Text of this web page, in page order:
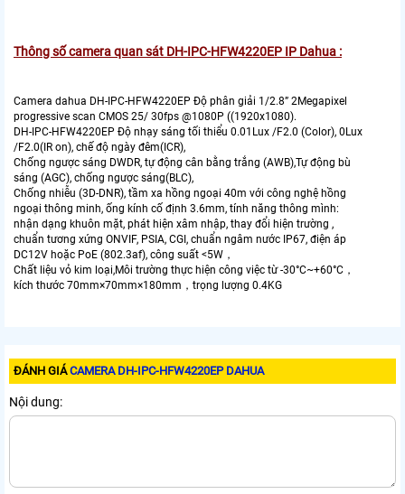
Thông số camera quan sát DH-IPC-HFW4220EP IP Dahua :
Camera dahua DH-IPC-HFW4220EP Độ phân giải 1/2.8” 2Megapixel
progressive scan CMOS 25/ 30fps @1080P ((1920x1080).
DH-IPC-HFW4220EP Độ nhạy sáng tối thiểu 0.01Lux /F2.0 (Color), 0Lux
/F2.0(IR on), chế độ ngày đêm(ICR),
Chống ngược sáng DWDR, tự động cân bằng trắng (AWB),Tự động bù
sáng (AGC), chống ngược sáng(BLC),
Chống nhiễu (3D-DNR), tầm xa hồng ngoại 40m với công nghệ hồng
ngoại thông minh, ống kính cố định 3.6mm, tính năng thông mình:
nhận dạng khuôn mặt, phát hiện xâm nhập, thay đổi hiện trường ,
chuẩn tương xứng ONVIF, PSIA, CGI, chuẩn ngâm nước IP67, điện áp
DC12V hoặc PoE (802.3af), công suất <5W，
Chất liệu vỏ kim loại,Môi trường thực hiện công việc từ -30°C~+60°C，
kích thước 70mm×70mm×180mm，trọng lượng 0.4KG
ĐÁNH GIÁCAMERA DH-IPC-HFW4220EP DAHUA
Nội dung: